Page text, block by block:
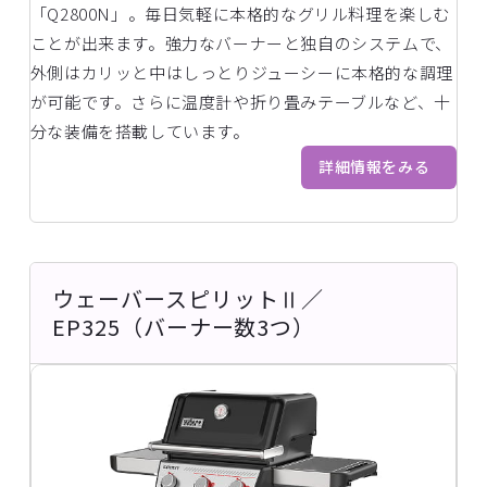
「Q2800N」。毎日気軽に本格的なグリル料理を楽しむ
ことが出来ます。強力なバーナーと独自のシステムで、
外側はカリッと中はしっとりジューシーに本格的な調理
が可能です。さらに温度計や折り畳みテーブルなど、十
分な装備を搭載しています。
詳細情報をみる
ウェーバースピリットⅡ／
EP325（バーナー数3つ）